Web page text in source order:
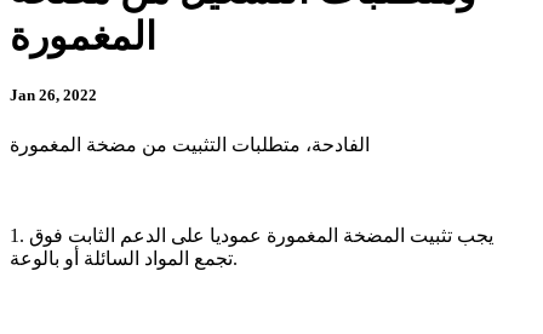
المغمورة
Jan 26, 2022
الفادحة، متطلبات التثبيت من مضخة المغمورة
1. يجب تثبيت المضخة المغمورة عموديا على الدعم الثابت فوق
تجمع المواد السائلة أو بالوعة.